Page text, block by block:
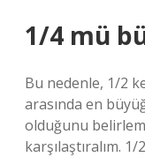
1/4 mü
Bu nedenle, 1/2
arasında en
olduğunu
karşılaştıralım.